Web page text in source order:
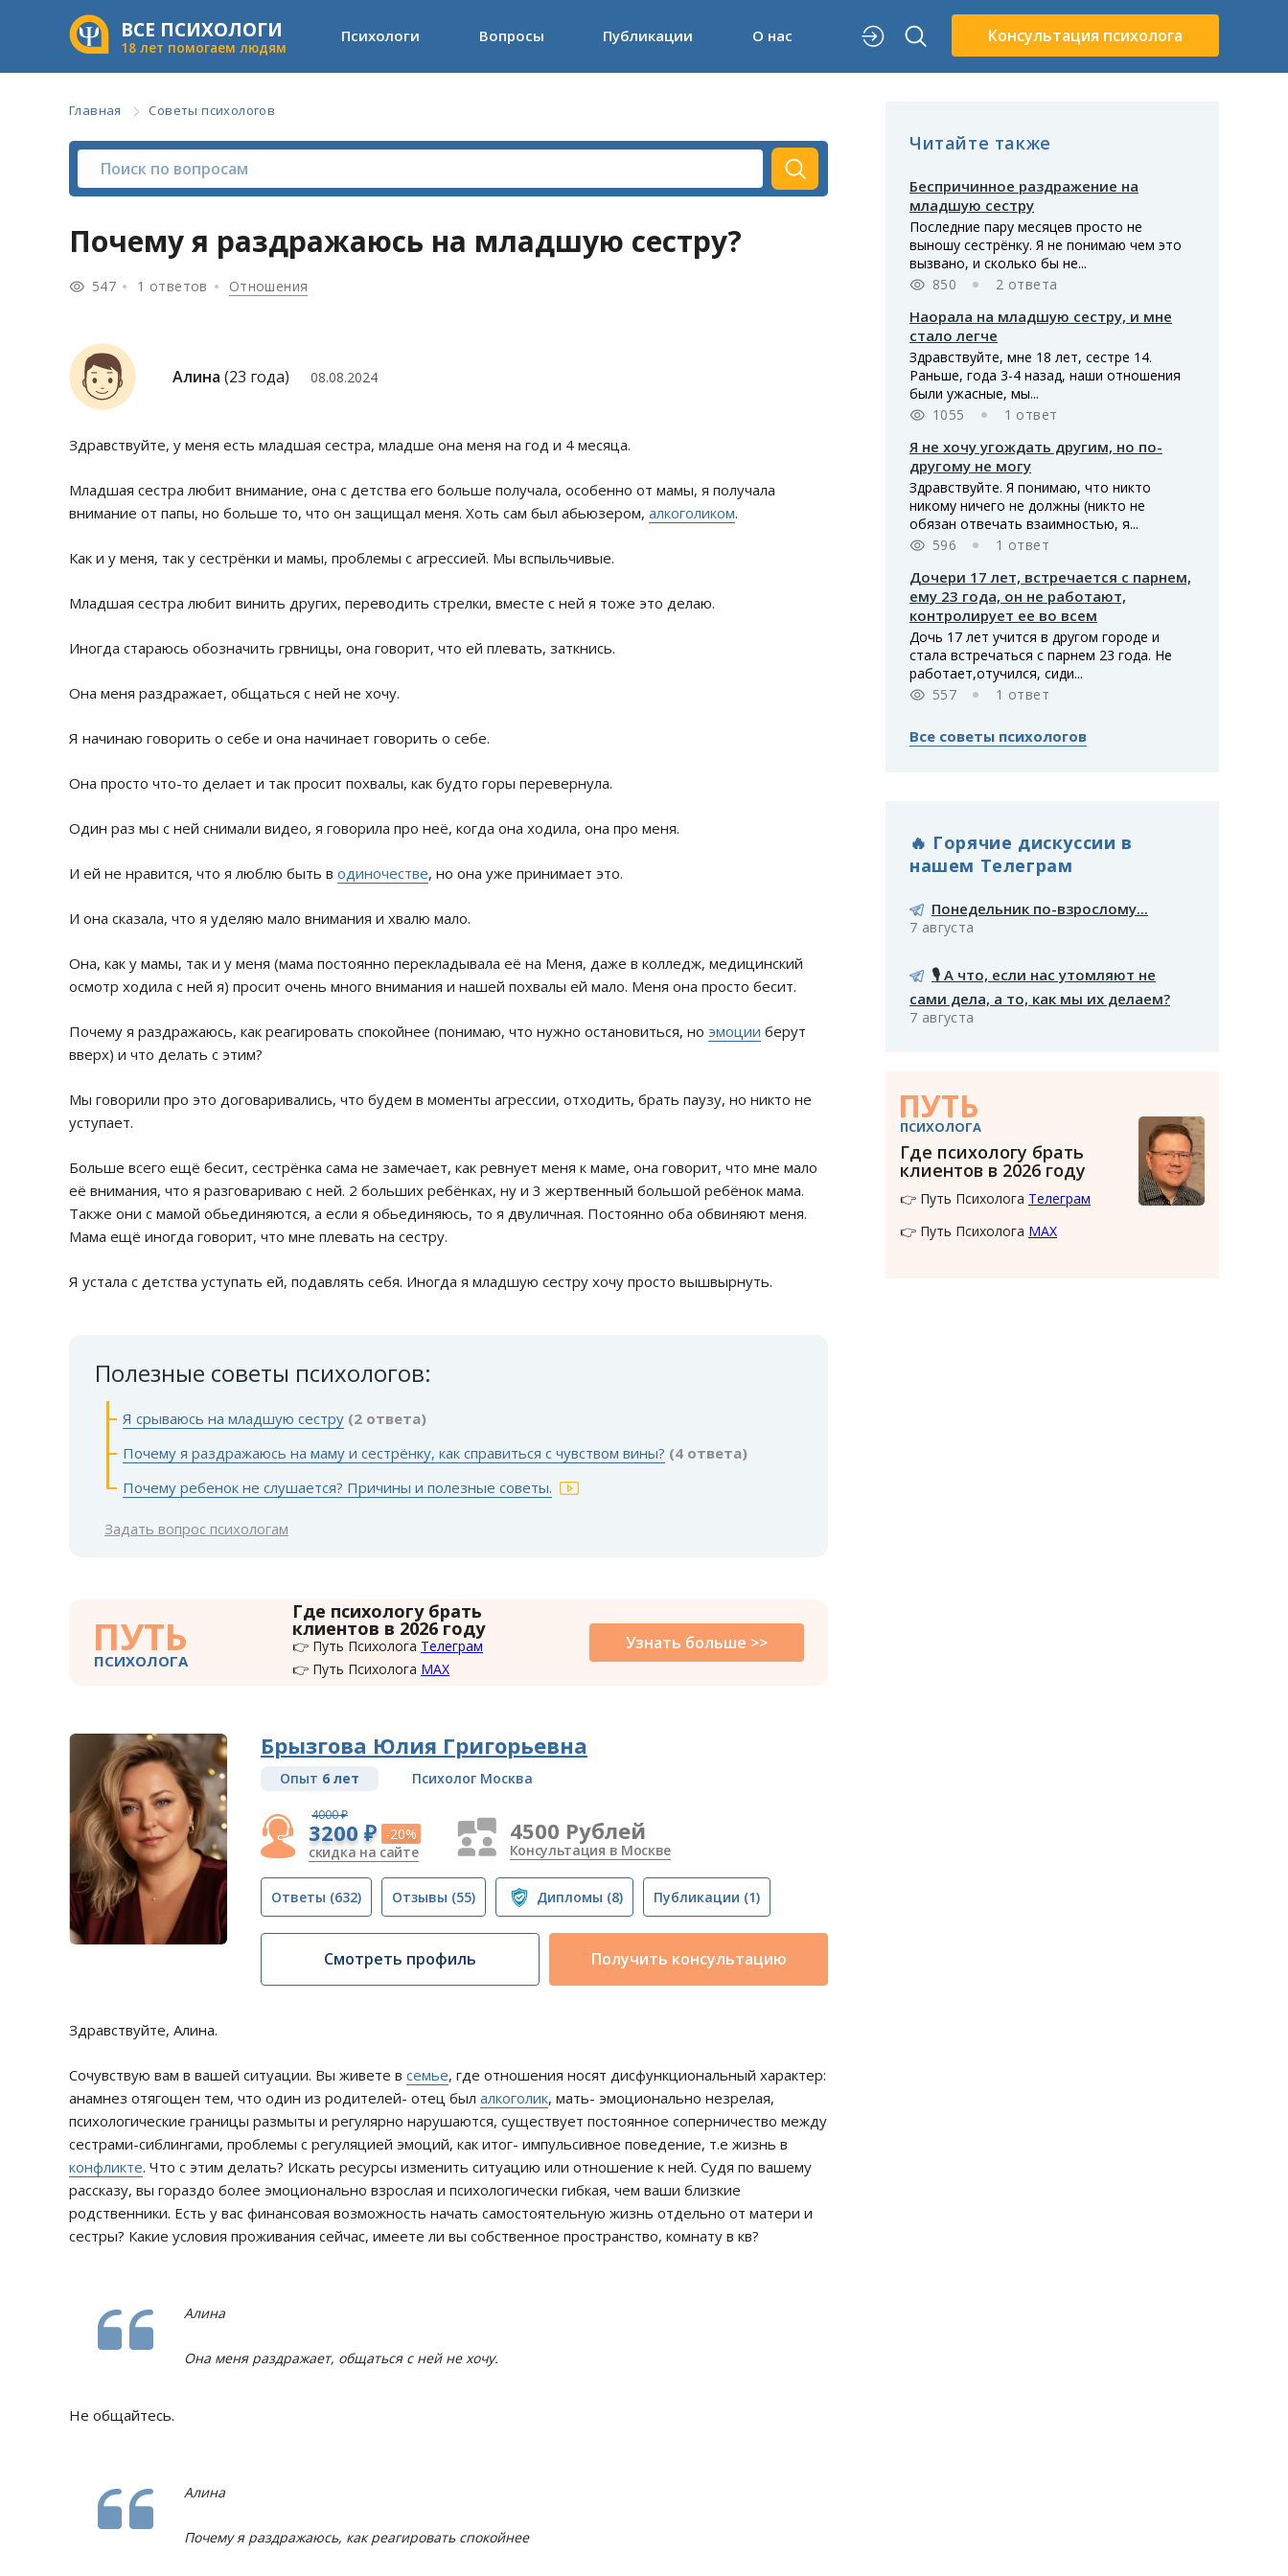
ВСЕ ПСИХОЛОГИ
18 лет помогаем людям
Психологи Вопросы Публикации О нас Консультация психолога
Главная Советы психологов
Почему я раздражаюсь на младшую сестру?
547 1 ответов Отношения
Алина (23 года) 08.08.2024
Здравствуйте, у меня есть младшая сестра, младше она меня на год и 4 месяца.
Младшая сестра любит внимание, она с детства его больше получала, особенно от мамы, я получала
внимание от папы, но больше то, что он защищал меня. Хоть сам был абьюзером, алкоголиком.
Как и у меня, так у сестрёнки и мамы, проблемы с агрессией. Мы вспыльчивые.
Младшая сестра любит винить других, переводить стрелки, вместе с ней я тоже это делаю.
Иногда стараюсь обозначить грвницы, она говорит, что ей плевать, заткнись.
Она меня раздражает, общаться с ней не хочу.
Я начинаю говорить о себе и она начинает говорить о себе.
Она просто что-то делает и так просит похвалы, как будто горы перевернула.
Один раз мы с ней снимали видео, я говорила про неё, когда она ходила, она про меня.
И ей не нравится, что я люблю быть в одиночестве, но она уже принимает это.
И она сказала, что я уделяю мало внимания и хвалю мало.
Она, как у мамы, так и у меня (мама постоянно перекладывала её на Меня, даже в колледж, медицинский
осмотр ходила с ней я) просит очень много внимания и нашей похвалы ей мало. Меня она просто бесит.
Почему я раздражаюсь, как реагировать спокойнее (понимаю, что нужно остановиться, но эмоции берут
вверх) и что делать с этим?
Мы говорили про это договаривались, что будем в моменты агрессии, отходить, брать паузу, но никто не
уступает.
Больше всего ещё бесит, сестрёнка сама не замечает, как ревнует меня к маме, она говорит, что мне мало
её внимания, что я разговариваю с ней. 2 больших ребёнках, ну и 3 жертвенный большой ребёнок мама.
Также они с мамой обьединяются, а если я обьединяюсь, то я двуличная. Постоянно оба обвиняют меня.
Мама ещё иногда говорит, что мне плевать на сестру.
Я устала с детства уступать ей, подавлять себя. Иногда я младшую сестру хочу просто вышвырнуть.
Полезные советы психологов:
Я срываюсь на младшую сестру (2 ответа)
Почему я раздражаюсь на маму и сестрёнку, как справиться с чувством вины? (4 ответа)
Почему ребенок не слушается? Причины и полезные советы.
Задать вопрос психологам
ПУТЬ
ПСИХОЛОГА
Где психологу брать
клиентов в 2026 году
👉 Путь Психолога Телеграм
👉 Путь Психолога MAX
Узнать больше >>
Брызгова Юлия Григорьевна
Опыт 6 лет Психолог Москва
4000 ₽
3200 ₽ -20%
скидка на сайте
4500 Рублей
Консультация в Москве
Ответы (632) Отзывы (55) Дипломы (8) Публикации (1)
Смотреть профиль Получить консультацию
Здравствуйте, Алина.
Сочувствую вам в вашей ситуации. Вы живете в семье, где отношения носят дисфункциональный характер:
анамнез отягощен тем, что один из родителей- отец был алкоголик, мать- эмоционально незрелая,
психологические границы размыты и регулярно нарушаются, существует постоянное соперничество между
сестрами-сиблингами, проблемы с регуляцией эмоций, как итог- импульсивное поведение, т.е жизнь в
конфликте. Что с этим делать? Искать ресурсы изменить ситуацию или отношение к ней. Судя по вашему
рассказу, вы гораздо более эмоционально взрослая и психологически гибкая, чем ваши близкие
родственники. Есть у вас финансовая возможность начать самостоятельную жизнь отдельно от матери и
сестры? Какие условия проживания сейчас, имеете ли вы собственное пространство, комнату в кв?
Алина
Она меня раздражает, общаться с ней не хочу.
Не общайтесь.
Алина
Почему я раздражаюсь, как реагировать спокойнее
Читайте также
Беспричинное раздражение на
младшую сестру
Последние пару месяцев просто не
выношу сестрёнку. Я не понимаю чем это
вызвано, и сколько бы не...
850
2 ответа
Наорала на младшую сестру, и мне
стало легче
Здравствуйте, мне 18 лет, сестре 14.
Раньше, года 3-4 назад, наши отношения
были ужасные, мы...
1055
1 ответ
Я не хочу угождать другим, но по-
другому не могу
Здравствуйте. Я понимаю, что никто
никому ничего не должны (никто не
обязан отвечать взаимностью, я...
596
1 ответ
Дочери 17 лет, встречается с парнем,
ему 23 года, он не работают,
контролирует ее во всем
Дочь 17 лет учится в другом городе и
стала встречаться с парнем 23 года. Не
работает,отучился, сиди...
557
1 ответ
Все советы психологов
🔥 Горячие дискуссии в
нашем Телеграм
Понедельник по-взрослому...
7 августа
🎙️ А что, если нас утомляют не
сами дела, а то, как мы их делаем?
7 августа
ПУТЬ
ПСИХОЛОГА
Где психологу брать
клиентов в 2026 году
👉 Путь Психолога Телеграм
👉 Путь Психолога MAX